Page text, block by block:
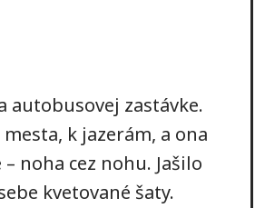
autobusovej zastávke.
k jazerám, a ona
noha cez nohu. Jašilo
kvetované šaty.